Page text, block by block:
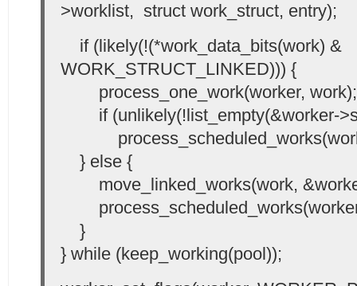
>worklist, struct work_struct, entry);
if (likely(!(*work_data_bits(work) &
WORK_STRUCT_LINKED))) {
process_one_work(worker, work);
if (unlikely(!list_empty(&worker-
} else {
move_linked_works(work,
}
} while (keep_working(pool));